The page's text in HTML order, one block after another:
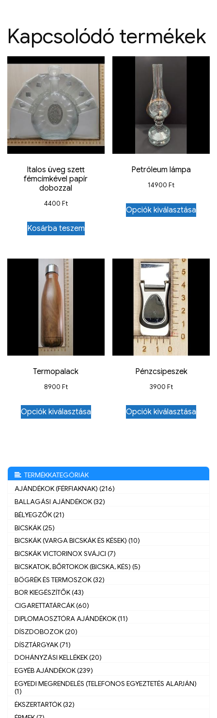
Kapcsolódó termékek
Italos üveg szett
fémcímkével papír
dobozzal
4400 Ft
Kosárba teszem
Petróleum lámpa
14900Ft
Opciók kiválasztása
Termopalack
8900 Ft
Opciók kiválasztása
Pénzcsipeszek
3900 Ft
Opciók kiválasztása
TERMÉKKATEGÓRIÁK
AJÁNDÉKOK (FÉRFIAKNAK) (216)
BALLAGÁSI AJÁNDÉKOK (32)
BÉLYEGZŐK (21)
BICSKÁK (25)
BICSKÁK (VARGA BICSKÁK ÉS KÉSEK) (10)
BICSKÁK VICTORINOX SVÁJCI (7)
BICSKATOK, BŐRTOKOK (BICSKA, KÉS) (5)
BÖGRÉK ÉS TERMOSZOK (32)
BOR KIEGÉSZÍTŐK (43)
CIGARETTATÁRCÁK (60)
DIPLOMAOSZTÓRA AJÁNDÉKOK (11)
DÍSZDOBOZOK (20)
DÍSZTÁRGYAK (71)
DOHÁNYZÁSI KELLÉKEK (20)
EGYÉB AJÁNDÉKOK (239)
EGYEDI MEGRENDELÉS (TELEFONOS EGYEZTETÉS ALAPJÁN)
(1)
ÉKSZERTARTÓK (32)